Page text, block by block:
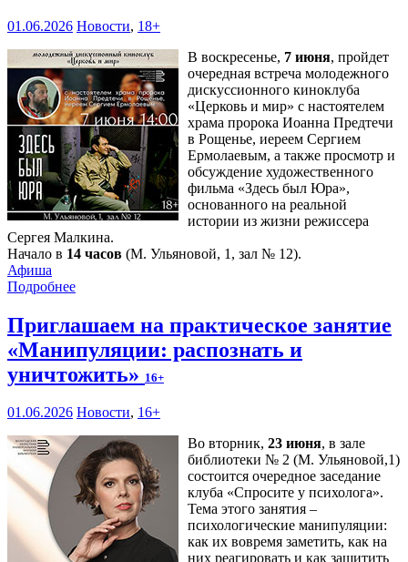
01.06.2026 Новости, 18+
В воскресенье, 7 июня, пройдет
очередная встреча молодежного
дискуссионного киноклуба
«Церковь и мир» с настоятелем
храма пророка Иоанна Предтечи
в Рощенье, иереем Сергием
Ермолаевым, а также просмотр и
обсуждение художественного
фильма «Здесь был Юра»,
основанного на реальной
истории из жизни режиссера
Сергея Малкина.
Начало в 14 часов (М. Ульяновой, 1, зал № 12).
Афиша
Подробнее
Приглашаем на практическое занятие
«Манипуляции: распознать и
уничтожить» 16+
01.06.2026 Новости, 16+
Во вторник, 23 июня, в зале
библиотеки № 2 (М. Ульяновой,1)
состоится очередное заседание
клуба «Спросите у психолога».
Тема этого занятия –
психологические манипуляции:
как их вовремя заметить, как на
них реагировать и как защитить